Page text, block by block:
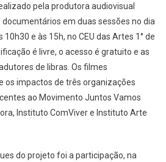
Social
São
Em
pela produtora audiovisual
documentários em duas sessões no dia
e às 15h, no CEU das Artes 1° de
é livre, o acesso é gratuito e as
de libras. Os filmes
os impactos de três organizações
ao Movimento Juntos Vamos
Instituto ComViver e Instituto Arte
do projeto foi a participação, na